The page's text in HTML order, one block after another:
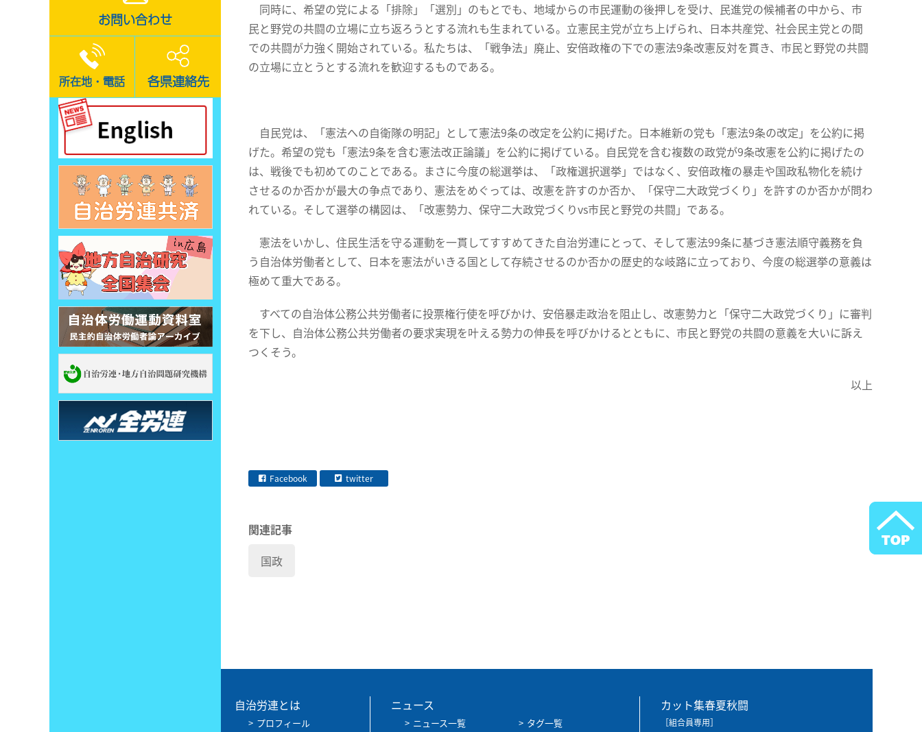
お問い合わせ
所在地・電話 各県連絡先
同時に、希望の党による「排除」「選別」のもとでも、地域からの市民運動の後押しを受け、民進党の候補者の中から、市
民と野党の共闘の立場に立ち返ろうとする流れも生まれている。立憲民主党が立ち上げられ、日本共産党、社会民主党との間
での共闘が力強く開始されている。私たちは、「戦争法」廃止、安倍政権の下での憲法9条改憲反対を貫き、市民と野党の共闘
の立場に立とうとする流れを歓迎するものである。
自民党は、「憲法への自衛隊の明記」として憲法9条の改定を公約に掲げた。日本維新の党も「憲法9条の改定」を公約に掲
げた。希望の党も「憲法9条を含む憲法改正論議」を公約に掲げている。自民党を含む複数の政党が9条改憲を公約に掲げたの
は、戦後でも初めてのことである。まさに今度の総選挙は、「政権選択選挙」ではなく、安倍政権の暴走や国政私物化を続け
させるのか否かが最大の争点であり、憲法をめぐっては、改憲を許すのか否か、「保守二大政党づくり」を許すのか否かが問わ
れている。そして選挙の構図は、「改憲勢力、保守二大政党づくりvs市民と野党の共闘」である。
憲法をいかし、住民生活を守る運動を一貫してすすめてきた自治労連にとって、そして憲法99条に基づき憲法順守義務を負
う自治体労働者として、日本を憲法がいきる国として存続させるのか否かの歴史的な岐路に立っており、今度の総選挙の意義は
極めて重大である。
すべての自治体公務公共労働者に投票権行使を呼びかけ、安倍暴走政治を阻止し、改憲勢力と「保守二大政党づくり」に審判
を下し、自治体公務公共労働者の要求実現を叶える勢力の伸長を呼びかけるとともに、市民と野党の共闘の意義を大いに訴え
つくそう。
以上
Facebook twitter
関連記事
国政
自治労連とは
プロフィール
ニュース
ニュース一覧
タグ一覧
カット集春夏秋闘
［組合員専用］